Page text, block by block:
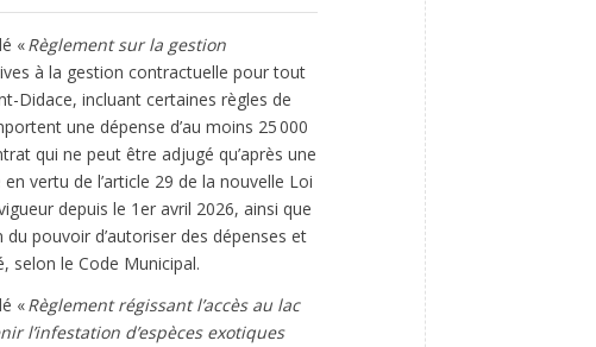
«Règlement sur la gestion
à la gestion contractuelle pour tout
Didace, incluant certaines règles de
une dépense d’au moins 25 000
qui ne peut être adjugé qu’après une
vertu de l’article 29 de la nouvelle Loi
depuis le 1er avril 2026, ainsi que
pouvoir d’autoriser des dépenses et
selon le Code Municipal.
«Règlement régissant l’accès au lac
l’infestation d’espèces exotiques